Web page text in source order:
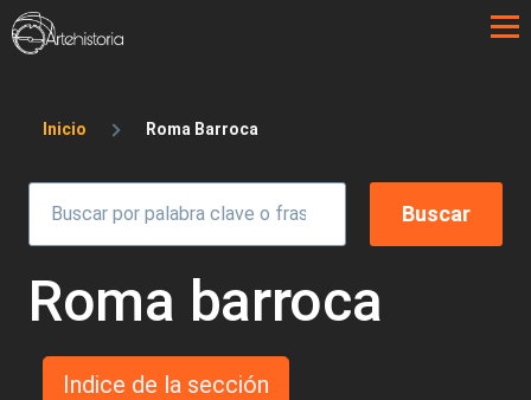
Pasar al contenido principal
Sobrescribir enlaces de ayuda a la
Inicio Roma Barroca
Roma barroca
Indice de la sección